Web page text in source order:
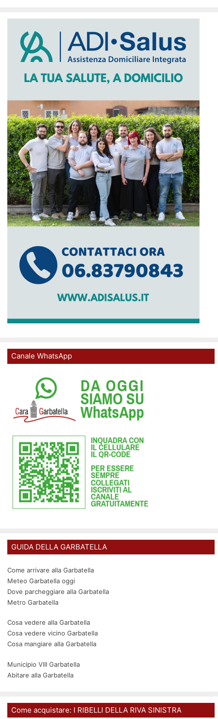
Canale WhatsApp
GUIDA DELLA GARBATELLA
Come arrivare alla Garbatella
Meteo Garbatella oggi
Dove parcheggiare alla Garbatella
Metro Garbatella
Cosa vedere alla Garbatella
Cosa vedere vicino Garbatella
Cosa mangiare alla Garbatella
Municipio VIII Garbatella
Abitare alla Garbatella
Come acquistare: I RIBELLI DELLA RIVA SINISTRA